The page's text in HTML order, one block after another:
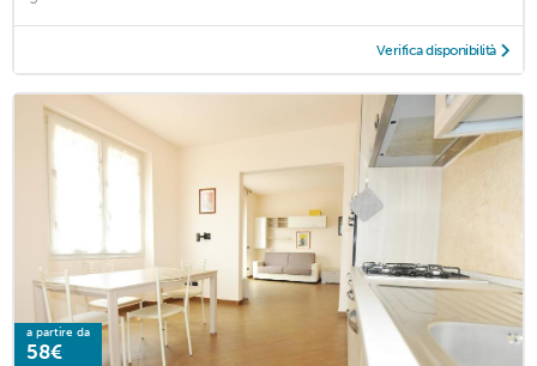
Verifica disponibilità
a partire da
58€